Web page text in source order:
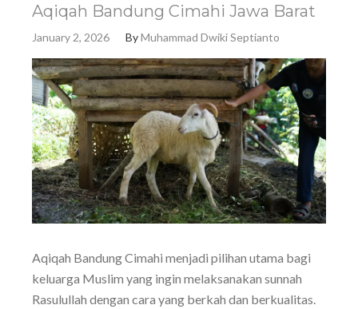
Aqiqah Bandung Cimahi Jawa Barat
January 2, 2026 ByMuhammad Dwiki Septianto
Aqiqah Bandung Cimahi menjadi pilihan utama bagi
keluarga Muslim yang ingin melaksanakan sunnah
Rasulullah dengan cara yang berkah dan berkualitas.